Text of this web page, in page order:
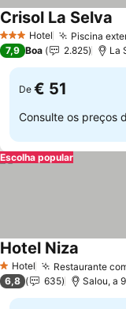
3 EstrelasHotel Piscina
Crisol La Selva
7,9 Boa 2.825 La
De € 51
Consulte os preços
Escolha popular
1 Estrelas
Hotel Restaurante
Hotel Niza
6,8 635 Salou, a